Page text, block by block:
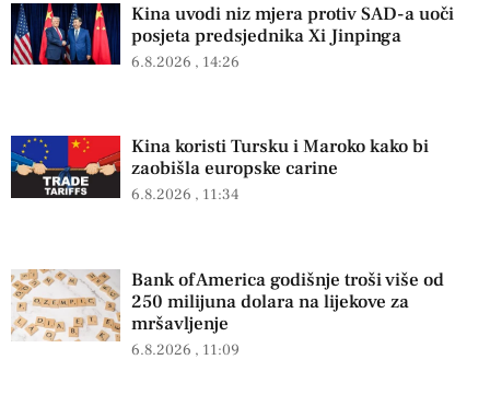
Kina uvodi niz mjera protiv SAD-a uoči
posjeta predsjednika Xi Jinpinga
6.8.2026 14:26
Kina koristi Tursku i Maroko kako bi
zaobišla europske carine
6.8.2026 11:34
Bank of America godišnje troši više od
250 milijuna dolara na lijekove za
mršavljenje
6.8.2026 11:09